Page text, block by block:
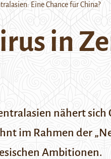
Eine Chance für China?
in
nähert sich
im Rahmen der
Ambitionen.